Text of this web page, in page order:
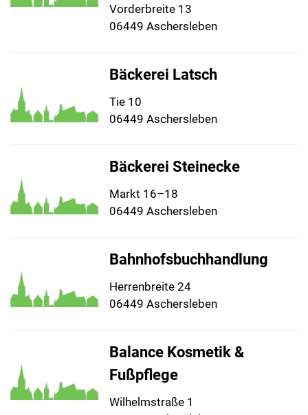
Vorderbreite 13
06449 Aschersleben
Bäckerei Latsch
Tie 10
06449 Aschersleben
Bäckerei Steinecke
Markt 16–18
06449 Aschersleben
Bahnhofsbuchhandlung
Herrenbreite 24
06449 Aschersleben
Balance Kosmetik &
Fußpflege
Wilhelmstraße 1